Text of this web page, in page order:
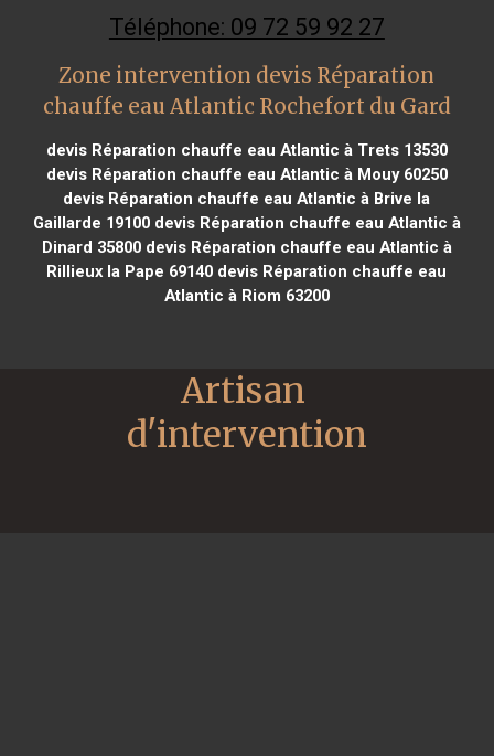
Téléphone: 09 72 59 92 27
Zone intervention devis Réparation
chauffe eau Atlantic Rochefort du Gard
devis Réparation chauffe eau Atlantic à Trets 13530
devis Réparation chauffe eau Atlantic à Mouy 60250
devis Réparation chauffe eau Atlantic à Brive la
Gaillarde 19100devis Réparation chauffe eau Atlantic à
Dinard 35800devis Réparation chauffe eau Atlantic à
Rillieux la Pape 69140 devis Réparation chauffe eau
Atlantic à Riom 63200
Artisan
d'intervention